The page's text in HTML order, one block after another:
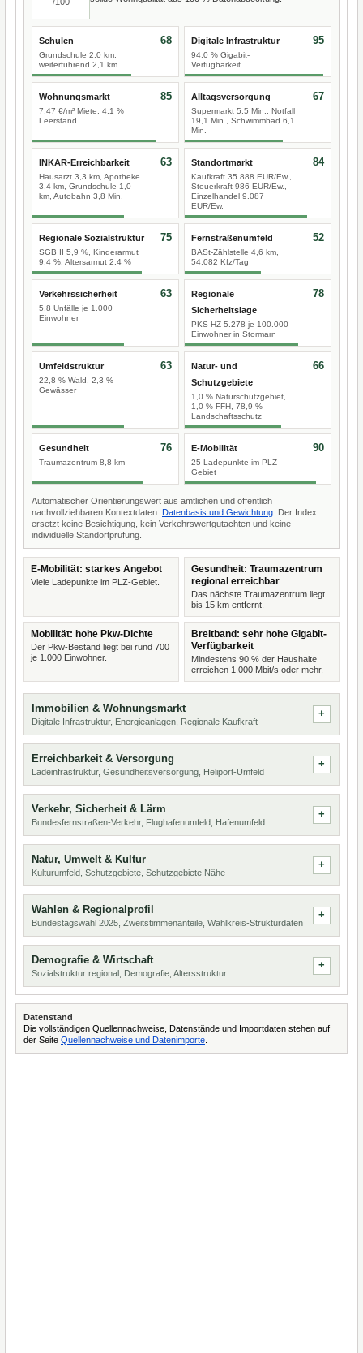
Schulen
Grundschule 2,0 km,
weiterführend 2,1 km
68 Digitale Infrastruktur
94,0 % Gigabit-
Verfügbarkeit
95
Wohnungsmarkt
7,47 €/m² Miete, 4,1 %
Leerstand
85 Alltagsversorgung
Supermarkt 5,5 Min., Notfall
19,1 Min., Schwimmbad 6,1
Min.
67
INKAR-Erreichbarkeit
Hausarzt 3,3 km, Apotheke
3,4 km, Grundschule 1,0
km, Autobahn 3,8 Min.
63 Standortmarkt
Kaufkraft 35.888 EUR/Ew.,
Steuerkraft 986 EUR/Ew.,
Einzelhandel 9.087
EUR/Ew.
84
Regionale Sozialstruktur
SGB II 5,9 %, Kinderarmut
9,4 %, Altersarmut 2,4 %
75 Fernstraßenumfeld
BASt-Zählstelle 4,6 km,
54.082 Kfz/Tag
52
Verkehrssicherheit
5,8 Unfälle je 1.000
Einwohner
63
Regionale
Sicherheitslage
PKS-HZ 5.278 je 100.000
Einwohner in Stormarn
78
Umfeldstruktur
22,8 % Wald, 2,3 %
Gewässer
63
Natur- und
Schutzgebiete
1,0 % Naturschutzgebiet,
1,0 % FFH, 78,9 %
Landschaftsschutz
66
Gesundheit
Traumazentrum 8,8 km
76 E-Mobilität
25 Ladepunkte im PLZ-
Gebiet
90
Automatischer Orientierungswert aus amtlichen und öffentlich
nachvollziehbaren Kontextdaten. Datenbasis und Gewichtung . Der Index
ersetzt keine Besichtigung, kein Verkehrswertgutachten und keine
individuelle Standortprüfung.
E-Mobilität: starkes Angebot
Viele Ladepunkte im PLZ-Gebiet.
Gesundheit: Traumazentrum
regional erreichbar
Das nächste Traumazentrum liegt
bis 15 km entfernt.
Mobilität: hohe Pkw-Dichte
Der Pkw-Bestand liegt bei rund 700
je 1.000 Einwohner.
Breitband: sehr hohe Gigabit-
Verfügbarkeit
Mindestens 90 % der Haushalte
erreichen 1.000 Mbit/s oder mehr.
Immobilien & Wohnungsmarkt
Digitale Infrastruktur, Energieanlagen, Regionale Kaufkraft
Erreichbarkeit & Versorgung
Ladeinfrastruktur, Gesundheitsversorgung, Heliport-Umfeld
Verkehr, Sicherheit & Lärm
Bundesfernstraßen-Verkehr, Flughafenumfeld, Hafenumfeld
Natur, Umwelt & Kultur
Kulturumfeld, Schutzgebiete, Schutzgebiete Nähe
Wahlen & Regionalprofil
Bundestagswahl 2025, Zweitstimmenanteile, Wahlkreis-Strukturdaten
Demografie & Wirtschaft
Sozialstruktur regional, Demografie, Altersstruktur
Datenstand
Die vollständigen Quellennachweise, Datenstände und Importdaten stehen auf
der Seite Quellennachweise und Datenimporte